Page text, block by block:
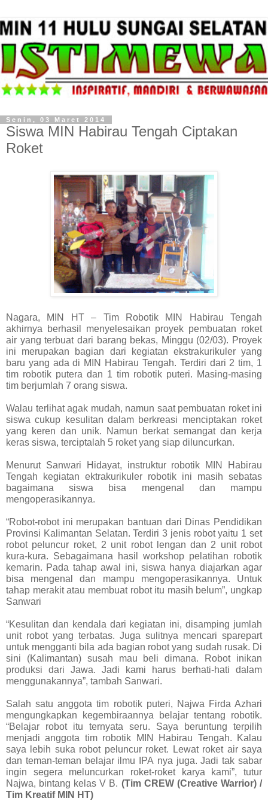
Senin, 03 Maret 2014
Siswa MIN Habirau Tengah Ciptakan
Roket
Nagara, MIN HT – Tim Robotik MIN
Habirau Tengah
akhirnya berhasil menyelesaikan proyek pembuatan roket
air yang terbuat dari barang bekas, Minggu (02/03). Proyek
ini merupakan bagian dari kegiatan ekstrakurikuler yang
baru yang ada di MIN
Habirau Tengah. Terdiri dari 2 tim, 1
tim robotik putera dan 1 tim robotik puteri. Masing-masing
tim berjumlah 7 orang siswa.
Walau terlihat agak mudah, namun saat pembuatan roket ini
siswa cukup kesulitan dalam berkreasi menciptakan roket
yang keren dan unik. Namun berkat semangat dan kerja
keras siswa, terciptalah 5 roket yang siap diluncurkan.
Menurut Sanwari Hidayat, instruktur robotik MIN
Habirau
Tengah kegiatan ektrakurikuler robotik ini masih sebatas
bagaimana siswa bisa mengenal dan mampu
mengoperasikannya.
“Robot-robot ini merupakan bantuan dari Dinas Pendidikan
Provinsi Kalimantan Selatan. Terdiri 3 jenis robot yaitu 1 set
robot peluncur roket, 2 unit robot lengan dan 2 unit robot
kura-kura. Sebagaimana hasil workshop pelatihan robotik
kemarin. Pada tahap awal ini, siswa hanya diajarkan agar
bisa mengenal dan mampu mengoperasikannya. Untuk
tahap merakit atau membuat robot itu masih belum”, ungkap
Sanwari
“Kesulitan dan kendala dari kegiatan ini, disamping jumlah
unit robot yang terbatas. Juga sulitnya mencari sparepart
untuk mengganti bila ada bagian robot yang sudah rusak. Di
sini (Kalimantan) susah mau beli dimana. Robot inikan
produksi dari Jawa. Jadi kami harus berhati-hati dalam
menggunakannya”, tambah Sanwari.
Salah satu anggota tim robotik puteri, Najwa Firda Azhari
mengungkapkan kegembiraannya belajar tentang robotik.
“Belajar robot itu ternyata seru. Saya beruntung terpilih
menjadi anggota tim robotik
MIN
Habirau Tengah. Kalau
saya lebih suka robot peluncur roket. Lewat roket air saya
dan teman-teman belajar ilmu
IPA nya juga. Jadi tak sabar
ingin segera meluncurkan roket-roket karya kami”, tutur
Najwa, bintang kelas V B. (Tim CREW (Creative Warrior) /
Tim Kreatif MIN HT)